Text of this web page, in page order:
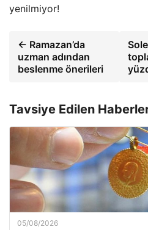
yenilmiyor!
← Ramazan’da
uzman adından
beslenme önerileri
Tavsiye Edilen
05/08/2026